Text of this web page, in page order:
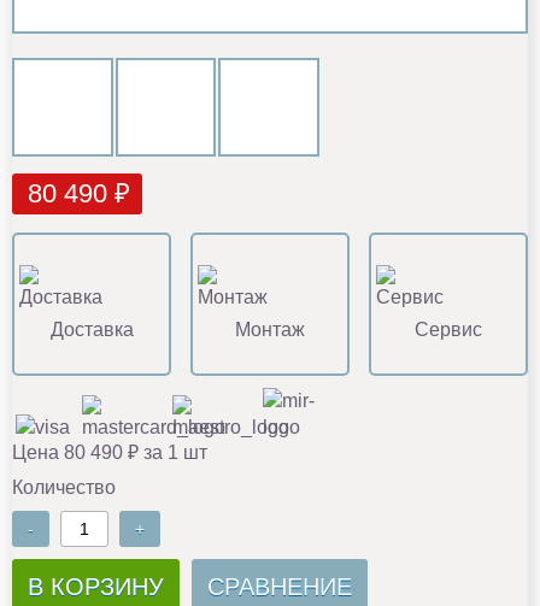
80 490 ₽
Доставка Монтаж Сервис
Цена 80 490 ₽ за 1 шт
Количество
- +
В КОРЗИНУ СРАВНЕНИЕ